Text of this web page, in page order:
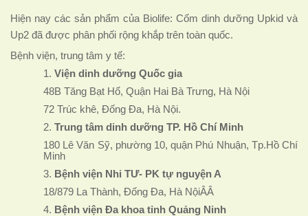
Hiện nay các sản phẩm của Biolife: Cốm dinh dưỡng Upkid và
Up2 đã được phân phối rộng khắp trên toàn quốc.
Bệnh viện, trung tâm y tế:
1. Viện dinh dưỡng Quốc gia
48B Tăng Bạt Hổ, Quận Hai Bà Trưng, Hà Nội
72 Trúc khê, Đống Đa, Hà Nội.
2. Trung tâm dinh dưỡng TP. Hồ Chí Minh
180 Lê Văn Sỹ, phường 10, quận Phú Nhuận, Tp.Hồ Chí
Minh
3. Bệnh viện Nhi TƯ- PK tự nguyện A
18/879 La Thành, Đống Đa, Hà NộiÂÂ
4. Bệnh viện Đa khoa tỉnh Quảng Ninh